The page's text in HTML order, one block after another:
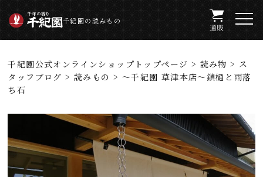
千紀園の読みもの
千紀園公式オンラインショップトップページ > 読み物 > ス
タッフブログ >読みもの > ～千紀園 草津本店～鎖樋と雨落
ち石